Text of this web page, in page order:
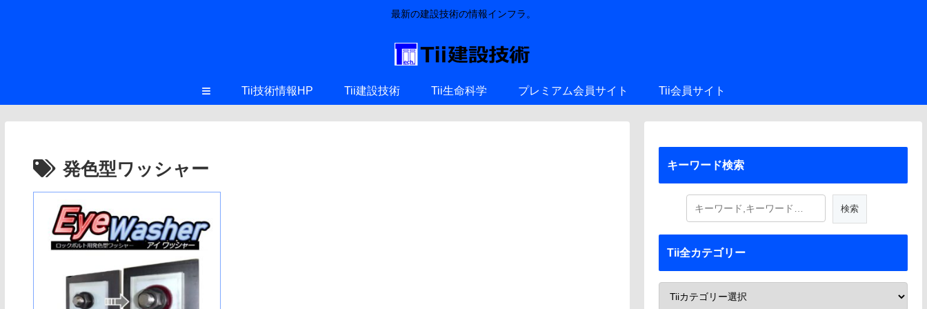
最新の建設技術の情報インフラ。
≡ Tii技術情報HP Tii建設技術 Tii生命科学 プレミアム会員サイト Tii会員サイト
発色型ワッシャー キーワード検索
Tii全カテゴリー